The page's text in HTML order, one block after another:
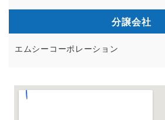
分譲会社
エムシーコーポレーション